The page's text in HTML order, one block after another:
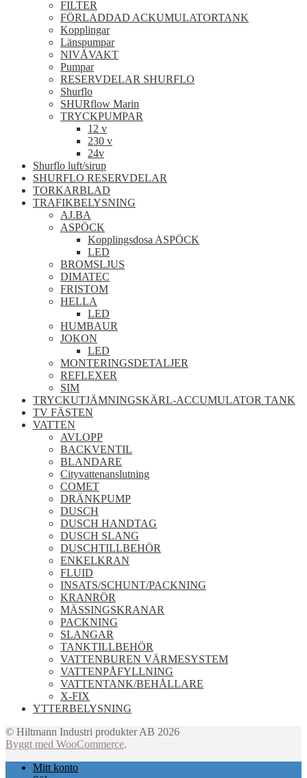
FILTER
FÖRLADDAD ACKUMULATORTANK
Kopplingar
Länspumpar
NIVÅVAKT
Pumpar
RESERVDELAR SHURFLO
Shurflo
SHURflow Marin
TRYCKPUMPAR
12 v
230 v
24v
Shurflo luft/sirup
SHURFLO RESERVDELAR
TORKARBLAD
TRAFIKBELYSNING
AJ.BA
ASPÖCK
Kopplingsdosa ASPÖCK
LED
BROMSLJUS
DIMATEC
FRISTOM
HELLA
LED
HUMBAUR
JOKON
LED
MONTERINGSDETALJER
REFLEXER
SIM
TRYCKUTJÄMNINGSKÄRL-ACCUMULATOR TANK
TV FÄSTEN
VATTEN
AVLOPP
BACKVENTIL
BLANDARE
Cityvattenanslutning
COMET
DRÄNKPUMP
DUSCH
DUSCH HANDTAG
DUSCH SLANG
DUSCHTILLBEHÖR
ENKELKRAN
FLUID
INSATS/SCHUNT/PACKNING
KRANRÖR
MÄSSINGSKRANAR
PACKNING
SLANGAR
TANKTILLBEHÖR
VATTENBUREN VÄRMESYSTEM
VATTENPÅFYLLNING
VATTENTANK/BEHÅLLARE
X-FIX
YTTERBELYSNING
© Hiltmann Industri produkter AB 2026
Byggt med WooCommerce.
Mitt konto